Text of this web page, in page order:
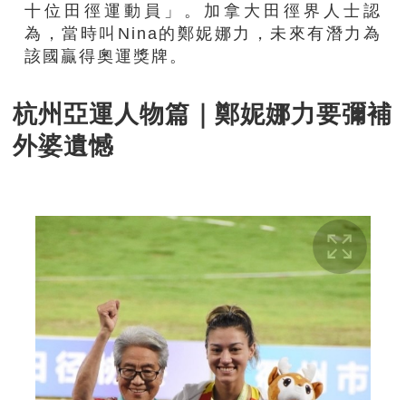
十位田徑運動員」。加拿大田徑界人士認
為，當時叫Nina的鄭妮娜力，未來有潛力為
該國贏得奧運獎牌。
杭州亞運人物篇｜鄭妮娜力要彌補
外婆遺憾